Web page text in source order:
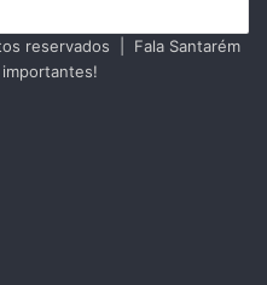
reservados | Fala Santarém